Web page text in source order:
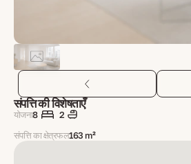
संपत्ति की विशेषताएँ
योजना8
2
संपत्ति का क्षेत्रफल163 m²